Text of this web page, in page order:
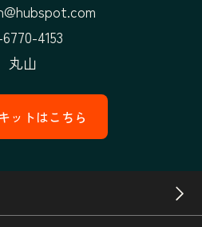
4153
丸山
ットはこちら